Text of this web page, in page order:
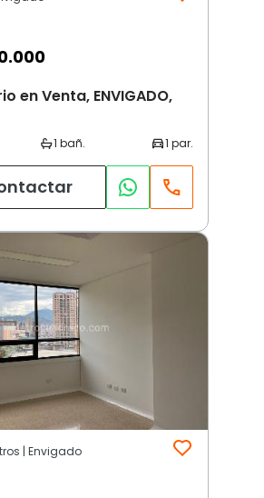
en Venta, ENVIGADO,
| Envigado